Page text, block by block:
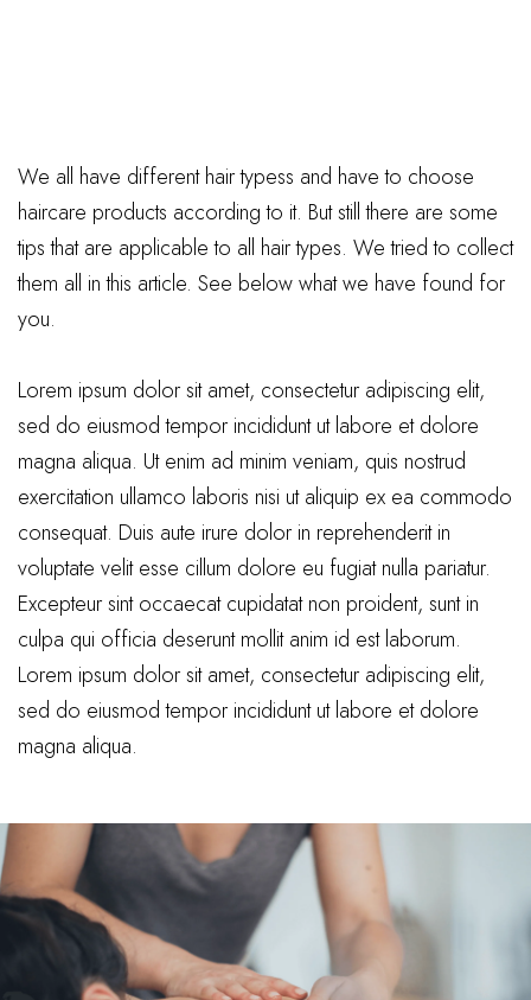
We all have different hair typess and have to choose
haircare products according to it. But still there are some
tips that are applicable to all hair types. We tried to collect
them all in this article. See below what we have found for
you.
Lorem ipsum dolor sit amet, consectetur adipiscing elit,
sed do eiusmod tempor incididunt ut labore et dolore
magna aliqua. Ut enim ad minim veniam, quis nostrud
exercitation ullamco laboris nisi ut aliquip ex ea commodo
consequat. Duis aute irure dolor in reprehenderit in
voluptate velit esse cillum dolore eu fugiat nulla pariatur.
Excepteur sint occaecat cupidatat non proident, sunt in
culpa qui officia deserunt mollit anim id est laborum.
Lorem ipsum dolor sit amet, consectetur adipiscing elit,
sed do eiusmod tempor incididunt ut labore et dolore
magna aliqua.